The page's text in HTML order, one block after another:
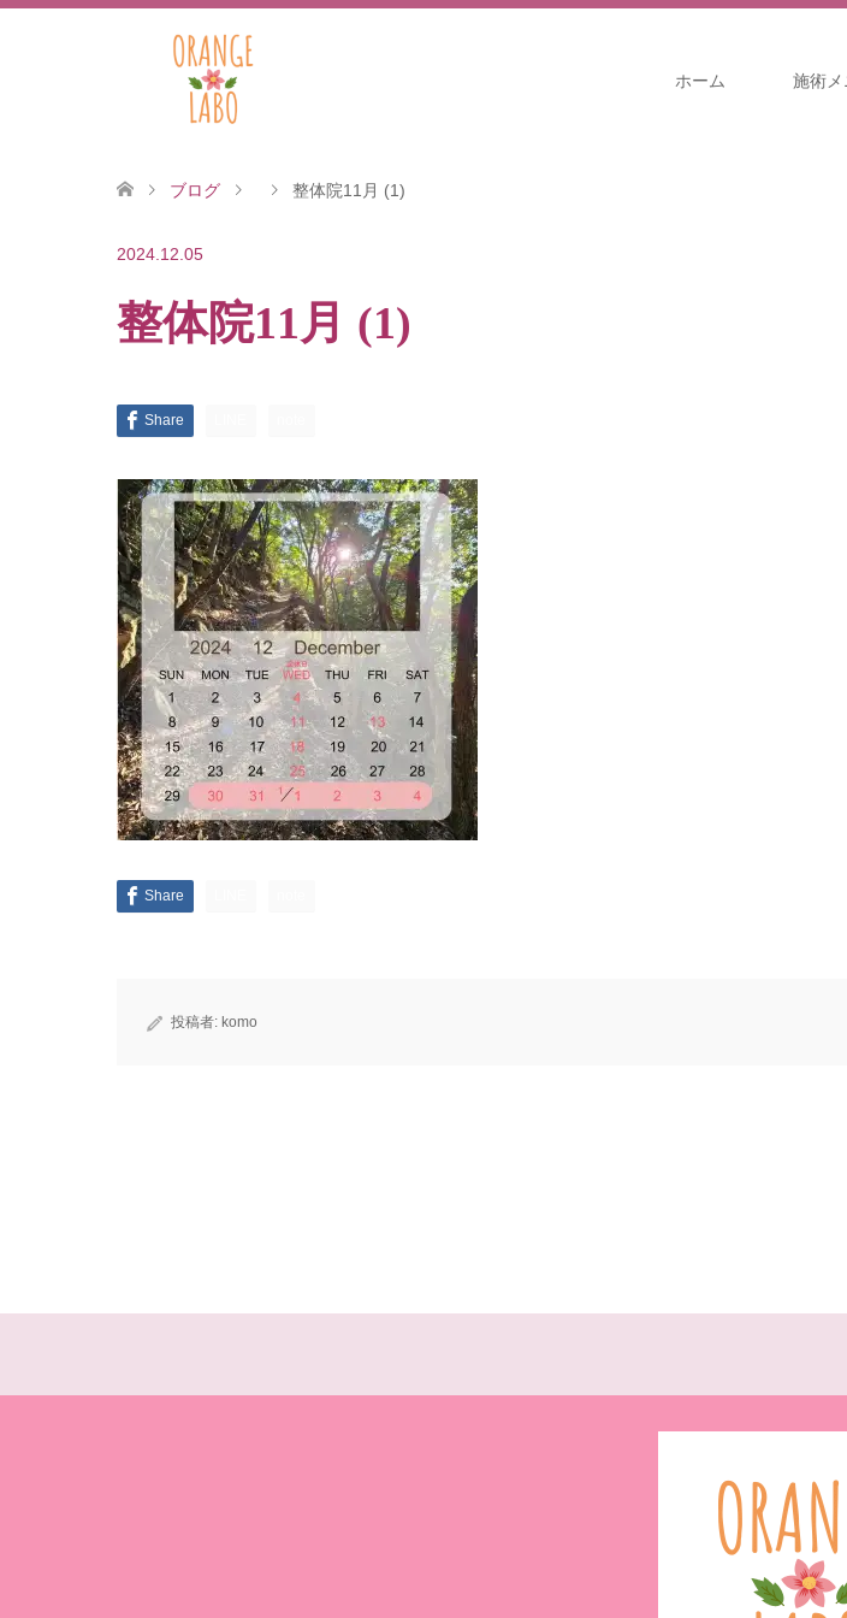
ホーム 施術メ
ブログ 整体院11月 (1)
2024.12.05
整体院11月 (1)
Share
Share
投稿者: komo